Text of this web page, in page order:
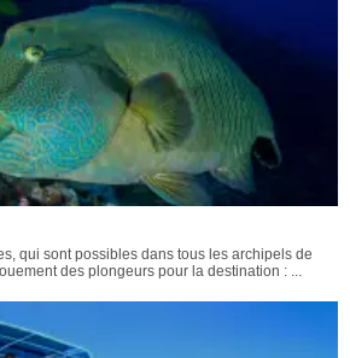
qui sont possibles dans tous les archipels de
des plongeurs pour la destination : ...